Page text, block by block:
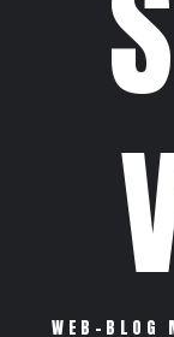
WEB-BLOG